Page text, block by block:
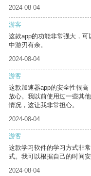
2024-08-04
游客
这款app的功能非常强大，
中游刃有余。
2024-08-04
游客
这款加速器app的安全性很
放心。我以前使用过一些其
情况，这让我非常担心。
2024-08-04
游客
这款学习软件的学习方式非
式。我可以根据自己的时间安
2024-08-04